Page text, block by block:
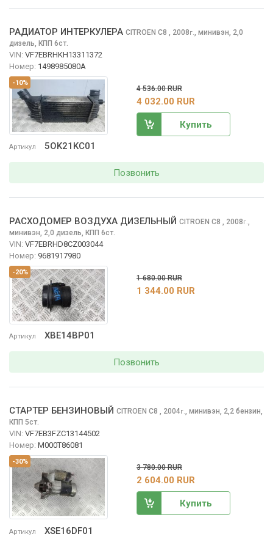
-10%
Артикул 5OK21KC01
РАДИАТОР ИНТЕРКУЛЕРА CITROEN C8 , 2008г. минивэн, 2,0
дизель, КПП 6ст.
VIN: VF7EBRHKH13311372
Номер: 1498985080A
4 536.00 RUR
4 032.00 RUR
Купить
Позвонить
-20%
Артикул XBE14BP01
РАСХОДОМЕР ВОЗДУХА ДИЗЕЛЬНЫЙ CITROEN C8 , 2008г.,
минивэн, 2,0 дизель, КПП 6ст.
VIN: VF7EBRHD8CZ003044
Номер: 9681917980
1 680.00 RUR
1 344.00 RUR
Позвонить
-30%
Артикул XSE16DF01
СТАРТЕР БЕНЗИНОВЫЙ CITROEN C8 , 2004г., минивэн, 2,2 бензин,
КПП 5ст.
VIN: VF7EB3FZC13144502
Номер: M000T86081
3 780.00 RUR
2 604.00 RUR
Купить